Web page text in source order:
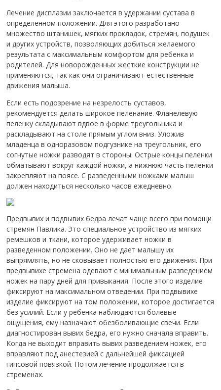
Лечение дисплазии заключается в удержании сустава в
определенном положении. Для этого разработано
множество штанишек, мягких прокладок, стремян, подушек
и других устройств, позволяющих добиться желаемого
результата с максимальным комфортом для ребенка и
родителей. Для новорожденных жесткие конструкции не
применяются, так как они ограничивают естественные
движения малыша.
Если есть подозрение на незрелость суставов,
рекомендуется делать широкое пеленание. Фланелевую
пеленку складывают вдвое в форме треугольника и
раскладывают на столе прямым углом вниз. Уложив
младенца в одноразовом подгузнике на треугольник, его
согнутые ножки разводят в стороны. Острые концы пеленки
обматывают вокруг каждой ножки, а нижнюю часть пеленки
закрепляют на поясе. С разведенными ножками малыш
должен находиться несколько часов ежедневно.
Предвывих и подвывих бедра лечат чаще всего при помощи
стремян Павлика. Это специальное устройство из мягких
ремешков и ткани, которое удерживает ножки в
разведенном положении. Оно не дает малышу их
выпрямлять, но не сковывает полностью его движения. При
предвывихе стремена одевают с минимальным разведением
ножек на пару дней для привыкания. После этого изделие
фиксируют на максимальном отведении. При подвывихе
изделие фиксируют на том положении, которое достигается
без усилий. Если у ребенка наблюдаются болевые
ощущения, ему назначают обезболивающие свечи. Если
диагностирован вывих бедра, его нужно сначала вправить.
Когда не выходит вправить вывих разведением ножек, его
вправляют под анестезией с дальнейшей фиксацией
гипсовой повязкой. Потом лечение продолжается в
стременах.